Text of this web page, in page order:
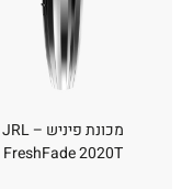
מכונת פיניש – JRL
FreshFade 2020T